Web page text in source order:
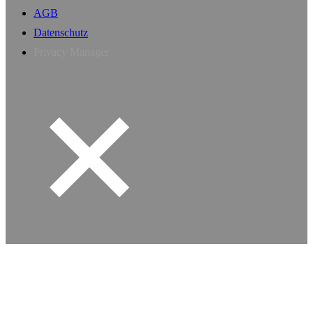
AGB
Datenschutz